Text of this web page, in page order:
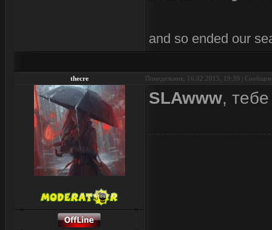
and so ended our
thecre Понедельник, 16.02.2015, 19:39 |
SLAwww,